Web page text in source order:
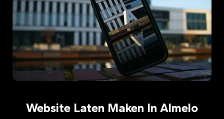
Website Laten Maken In Almelo